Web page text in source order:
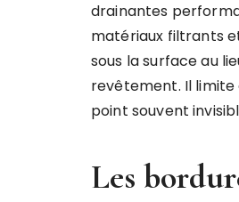
drainantes
matériaux filtrants
sous la surface au
revêtement. Il limite
point souvent
Les